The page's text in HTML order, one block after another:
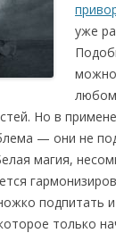
уже
можно
любом
Но в
— они не
магия,
подпитать и
только